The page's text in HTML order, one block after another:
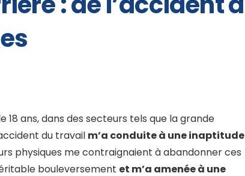
ans, dans des secteurs tels que la grande
du travail m’a conduite à une inaptitude
physiques me contraignaient à abandonner ces
bouleversement et m’a amenée à une